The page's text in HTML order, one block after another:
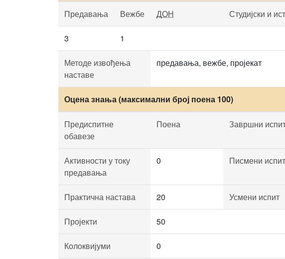
Предавања Вежбе ДОН Студијски и
3 1
Методе извођења
наставе
предавања, вежбе, пројекат
Оцена знања (максимални број поена 100)
Предиспитне
обавезе
Поена Завршни
Активности у току
предавања
0 Писмени испит
Практична настава 20 Усмени испит
Пројекти 50
Колоквијуми 0